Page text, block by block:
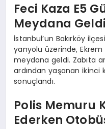
Feci Kaza E5
Meydana Geldi
İstanbul’un Bakırköy
yanyolu üzerinde, Ekrem
meydana geldi. Zabıta
ardından yaşanan
sonuçlandı.
Polis Memuru
Ederken